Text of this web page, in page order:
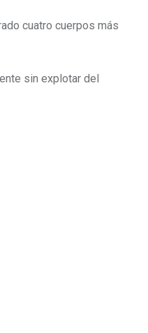
cuatro cuerpos más
sin explotar del